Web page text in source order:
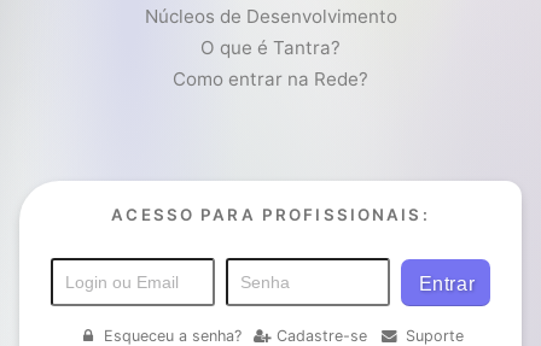
Núcleos de Desenvolvimento
O que é Tantra?
Como entrar na Rede?
ACESSO PARA PROFISSIONAIS:
Esqueceu a senha? Cadastre-se Suporte